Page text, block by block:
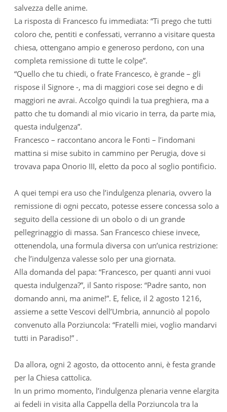
salvezza delle anime.
La risposta di Francesco fu immediata: “Ti prego che tutti
coloro che, pentiti e confessati, verranno a visitare questa
chiesa, ottengano ampio e generoso perdono, con una
completa remissione di tutte le colpe”.
“Quello che tu chiedi, o frate Francesco, è grande – gli
rispose il Signore -, ma di maggiori cose sei degno e di
maggiori ne avrai. Accolgo quindi la tua preghiera, ma a
patto che tu domandi al mio vicario in terra, da parte mia,
questa indulgenza”.
Francesco – raccontano ancora le Fonti – l’indomani
mattina si mise subito in cammino per Perugia, dove si
trovava papa Onorio III, eletto da poco al soglio pontificio.
A quei tempi era uso che l’indulgenza plenaria, ovvero la
remissione di ogni peccato, potesse essere concessa solo a
seguito della cessione di un obolo o di un grande
pellegrinaggio di massa. San Francesco chiese invece,
ottenendola, una formula diversa con un’unica restrizione:
che l’indulgenza valesse solo per una giornata.
Alla domanda del papa: “Francesco, per quanti anni vuoi
questa indulgenza?”, il Santo rispose: “Padre santo, non
domando anni, ma anime!”. E, felice, il 2 agosto 1216,
assieme a sette Vescovi dell’Umbria, annunciò al popolo
convenuto alla Porziuncola: “Fratelli miei, voglio mandarvi
tutti in Paradiso!” .
Da allora, ogni 2 agosto, da ottocento anni, è festa grande
per la Chiesa cattolica.
In un primo momento, l’indulgenza plenaria venne elargita
ai fedeli in visita alla Cappella della Porziuncola tra la